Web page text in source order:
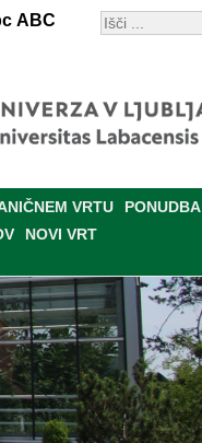
ABC
VRTU PONUDBA
NOVI VRT